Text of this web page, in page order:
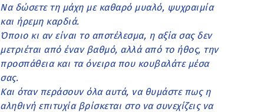
Να δώσετε τη μάχη με καθαρό μυαλό, ψυχραιμία
και ήρεμη καρδιά.
Όποιο κι αν είναι το αποτέλεσμα, η αξία σας δεν
μετριέται από έναν βαθμό, αλλά από το ήθος, την
προσπάθεια και τα όνειρα που κουβαλάτε μέσα
σας.
Και όταν περάσουν όλα αυτά, να θυμάστε πως η
αληθινή επιτυχία βρίσκεται στο να συνεχίζεις να